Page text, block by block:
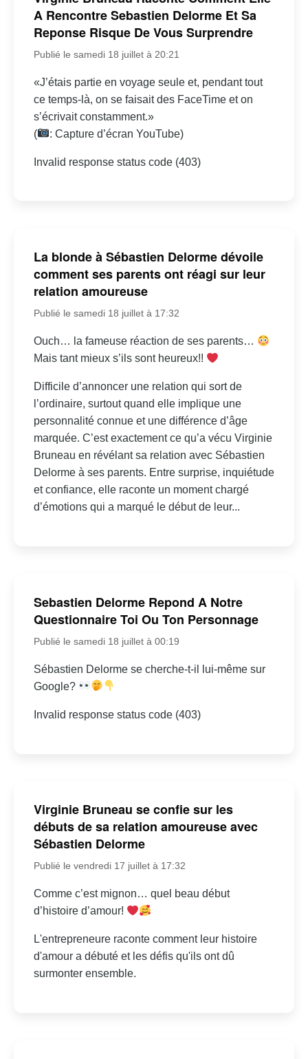
A Rencontre Sebastien Delorme Et Sa
Reponse Risque De Vous Surprendre
Publié le samedi 18 juillet à 20:21
«J’étais partie en voyage seule et, pendant tout
ce temps-là, on se faisait des FaceTime et on
s’écrivait constamment.»
(
: Capture d’écran YouTube)
Invalid response status code (403)
La blonde à Sébastien Delorme dévoile
comment ses parents ont réagi sur leur
relation amoureuse
Publié le samedi 18 juillet à 17:32
Ouch… la fameuse réaction de ses parents…
Mais tant mieux s’ils sont heureux!!
Difficile d’annoncer une relation qui sort de
l’ordinaire, surtout quand elle implique une
personnalité connue et une différence d’âge
marquée. C’est exactement ce qu’a vécu Virginie
Bruneau en révélant sa relation avec Sébastien
Delorme à ses parents. Entre surprise, inquiétude
et confiance, elle raconte un moment chargé
d’émotions qui a marqué le début de leur...
Sebastien Delorme Repond A Notre
Questionnaire Toi Ou Ton Personnage
Publié le samedi 18 juillet à 00:19
Sébastien Delorme se cherche-t-il lui-même sur
Google?
Invalid response status code (403)
Virginie Bruneau se confie sur les
débuts de sa relation amoureuse avec
Sébastien Delorme
Publié le vendredi 17 juillet à 17:32
Comme c’est mignon… quel beau début
d’histoire d’amour!
L'entrepreneure raconte comment leur histoire
d'amour a débuté et les défis qu'ils ont dû
surmonter ensemble.